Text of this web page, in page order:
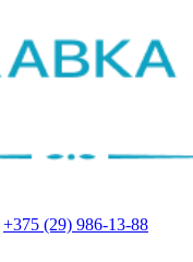
+375 (29) 986-13-88